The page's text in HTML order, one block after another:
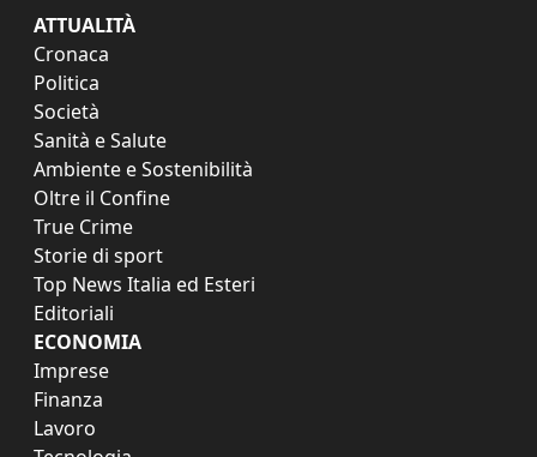
ATTUALITÀ
Cronaca
Politica
Società
Sanità e Salute
Ambiente e Sostenibilità
Oltre il Confine
True Crime
Storie di sport
Top News Italia ed Esteri
Editoriali
ECONOMIA
Imprese
Finanza
Lavoro